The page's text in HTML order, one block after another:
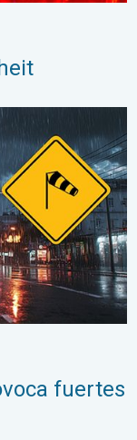
Diluvio
fuertes